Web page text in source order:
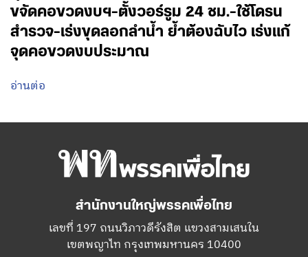
ขจัดคอขวดงบฯ-ตั้งวอร์รูม 24 ชม.-ใช้โดรน
สำรวจ-เร่งขุดลอกลำน้ำ ย้ำต้องฉับไว เร่งแก้
จุดคอขวดงบประมาณ
อ่านต่อ
สำนักงานใหญ่พรรคเพื่อไทย
เลขที่ 197 ถนนวิภาวดีรังสิต แขวงสามเสนใน
เขตพญาไท กรุงเทพมหานคร 10400